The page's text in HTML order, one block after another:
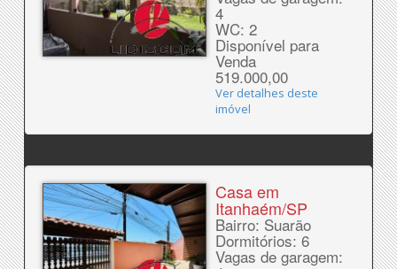
4
WC: 2
Disponível para
Venda
519.000,00
Ver detalhes deste
imóvel
Casa em
Itanhaém/SP
Bairro: Suarão
Dormitórios: 6
Vagas de garagem: